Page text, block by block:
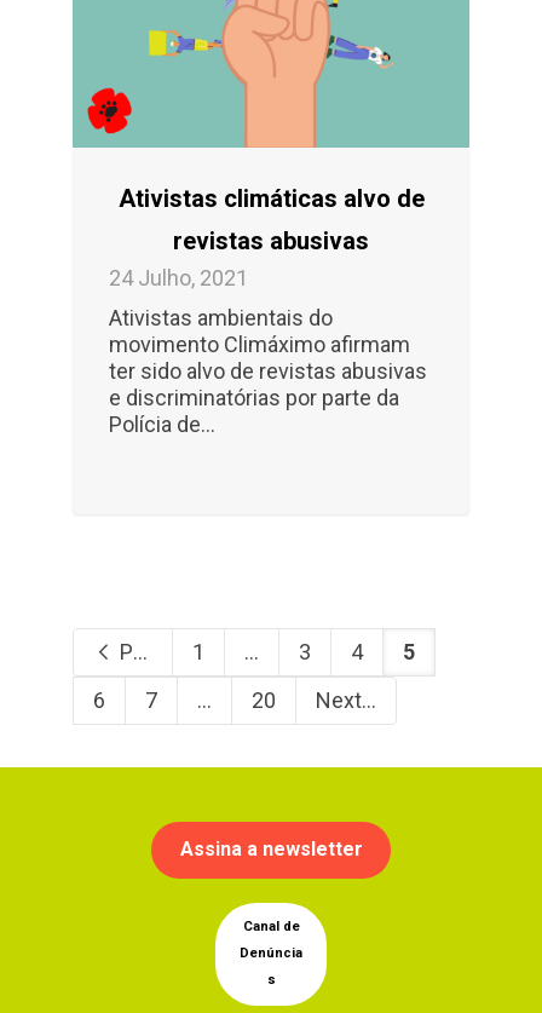
Ativistas climáticas alvo de
revistas abusivas
24 Julho, 2021
Ativistas ambientais do
movimento Climáximo afirmam
ter sido alvo de revistas abusivas
e discriminatórias por parte da
Polícia de...
Previous 1 ... 3 4
5
6
7 ... 20 Next
Assina a newsletter
Canal de
Denúncia
s